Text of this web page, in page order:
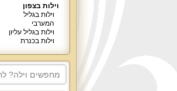
וילות בצפון
וילות בגליל
המערבי
וילות בגליל עליון
וילות בכנרת